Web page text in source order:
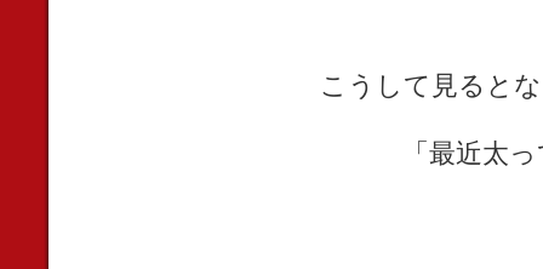
こうして見ると
「最近太